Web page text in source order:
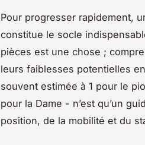
Pour progresser rapidement,
constitue le socle
pièces est une chose ;
leurs faiblesses potentielles
souvent estimée à 1 pour le
pour la Dame - n’est qu’un
position, de la mobilité et du